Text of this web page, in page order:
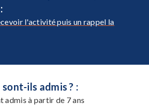
l'activité puis un rappel la
ils admis ? :
admis à partir de 7 ans